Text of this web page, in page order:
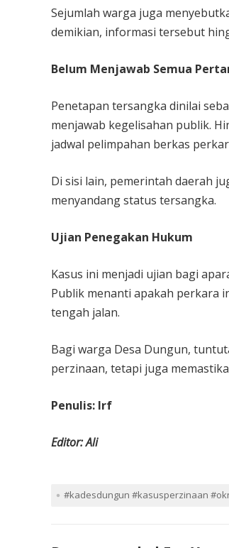
Sejumlah warga juga
demikian, informasi tersebut
Belum Menjawab Semua
Penetapan tersangka dinilai
menjawab kegelisahan publik.
jadwal pelimpahan berkas
Di sisi lain, pemerintah daerah
menyandang status tersangka.
Ujian Penegakan Hukum
Kasus ini menjadi ujian bagi
Publik menanti apakah perkara
tengah jalan.
Bagi warga Desa Dungun,
perzinaan, tetapi juga
Penulis: Irf
Editor: Ali
#kadesdungun #kasusperzinaan